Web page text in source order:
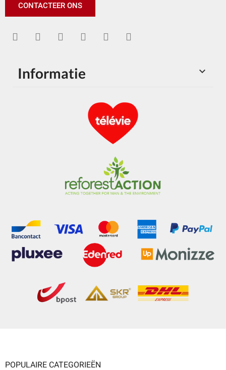
CONTACTEER ONS

Informatie
POPULAIRE CATEGORIEËN